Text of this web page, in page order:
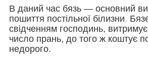
В даний час бязь — основний
пошиття постільної білизни.
свідченням господинь,
число прань, до того ж коштує
недорого.